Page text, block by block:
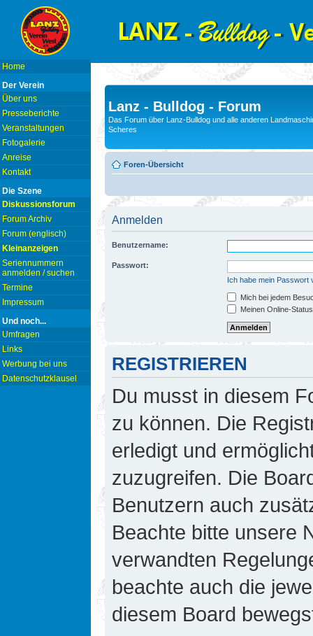
Home
Der Verein
Über uns
Presseberichte
Veranstaltungen
Fotogalerie
Anreise
Kontakt
Die Szene
Diskussionsforum
Forum Archiv
Forum (englisch)
Kleinanzeigen
Seriennummern
anmelden / suchen
Termine
Impressum
Und noch...
Umfragen
Links
Werbung bei uns
Datenschutzklausel
Lanz - Bulldog - Forum
Das Forum über Lanz-Bulldog und alle anderen
Scheres
Foren-Übersicht
Anmelden
Benutzername:
Passwort:
Ich habe mein Passwort
Mich bei jedem
Meinen Online-
REGISTRIEREN
Du musst in diesem
zu können. Die
erledigt und
zuzugreifen. Die
Benutzern auch
Beachte bitte unsere
verwandten
beachte auch die
diesem Board